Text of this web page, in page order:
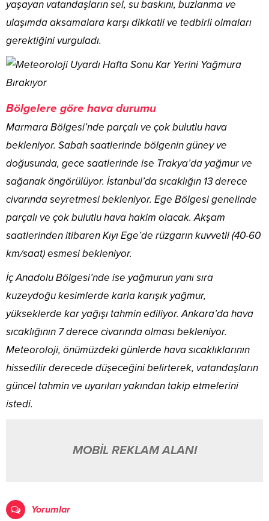
yaşayan vatandaşların sel, su baskını, buzlanma ve
ulaşımda aksamalara karşı dikkatli ve tedbirli olmaları
gerektiğini vurguladı.
Bölgelere göre hava durumu
Marmara Bölgesi’nde parçalı ve çok bulutlu hava
bekleniyor. Sabah saatlerinde bölgenin güney ve
doğusunda, gece saatlerinde ise Trakya’da yağmur ve
sağanak öngörülüyor. İstanbul’da sıcaklığın 13 derece
civarında seyretmesi bekleniyor. Ege Bölgesi genelinde
parçalı ve çok bulutlu hava hakim olacak. Akşam
saatlerinden itibaren Kıyı Ege’de rüzgarın kuvvetli (40-60
km/saat) esmesi bekleniyor.
İç Anadolu Bölgesi’nde ise yağmurun yanı sıra
kuzeydoğu kesimlerde karla karışık yağmur,
yükseklerde kar yağışı tahmin ediliyor. Ankara’da hava
sıcaklığının 7 derece civarında olması bekleniyor.
Meteoroloji, önümüzdeki günlerde hava sıcaklıklarının
hissedilir derecede düşeceğini belirterek, vatandaşların
güncel tahmin ve uyarıları yakından takip etmelerini
istedi.
MOBİL REKLAM ALANI
Yorumlar